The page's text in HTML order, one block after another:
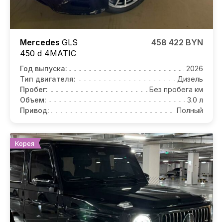
Mercedes GLS
450 d 4MATIC
458 422 BYN
Год выпуска:
2026
Тип двигателя:
Дизель
Пробег:
Без пробега км
Объем:
3.0 л
Привод:
Полный
Корея